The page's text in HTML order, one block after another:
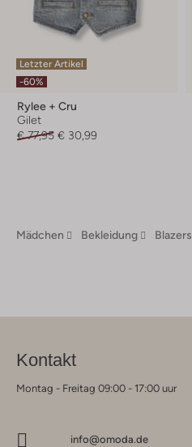
Letzter Artikel
-60%
Rylee + Cru
Gilet
€ 77,95 € 30,99
Mädchen Bekleidung Blazers
Kontakt
Montag - Freitag 09:00 - 17:00 uur
info@omoda.de